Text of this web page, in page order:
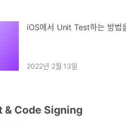
iOS에서 Unit Test하는 방법
2022년 2월 13일
& Code Signing